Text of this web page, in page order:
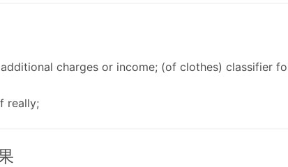
charges or income; (of clothes) classifier
really;